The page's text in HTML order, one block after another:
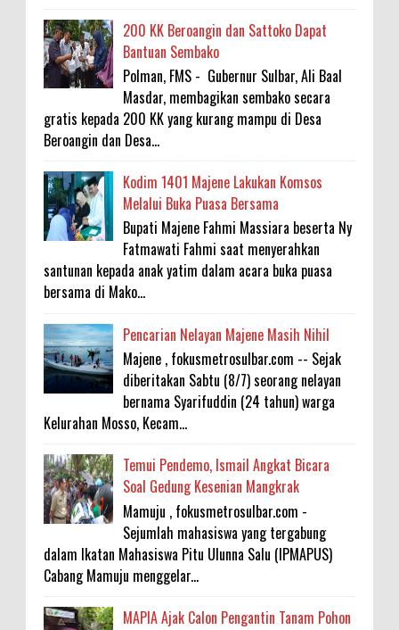
200 KK Beroangin dan Sattoko Dapat
Bantuan Sembako
Polman, FMS - Gubernur Sulbar, Ali Baal
Masdar, membagikan sembako secara
gratis kepada 200 KK yang kurang mampu di Desa
Beroangin dan Desa...
Kodim 1401 Majene Lakukan Komsos
Melalui Buka Puasa Bersama
Bupati Majene Fahmi Massiara beserta Ny
Fatmawati Fahmi saat menyerahkan
santunan kepada anak yatim dalam acara buka puasa
bersama di Mako...
Pencarian Nelayan Majene Masih Nihil
Majene , fokusmetrosulbar.com -- Sejak
diberitakan Sabtu (8/7) seorang nelayan
bernama Syarifuddin (24 tahun) warga
Kelurahan Mosso, Kecam...
Temui Pendemo, Ismail Angkat Bicara
Soal Gedung Kesenian Mangkrak
Mamuju , fokusmetrosulbar.com -
Sejumlah mahasiswa yang tergabung
dalam Ikatan Mahasiswa Pitu Ulunna Salu (IPMAPUS)
Cabang Mamuju menggelar...
MAPIA Ajak Calon Pengantin Tanam Pohon